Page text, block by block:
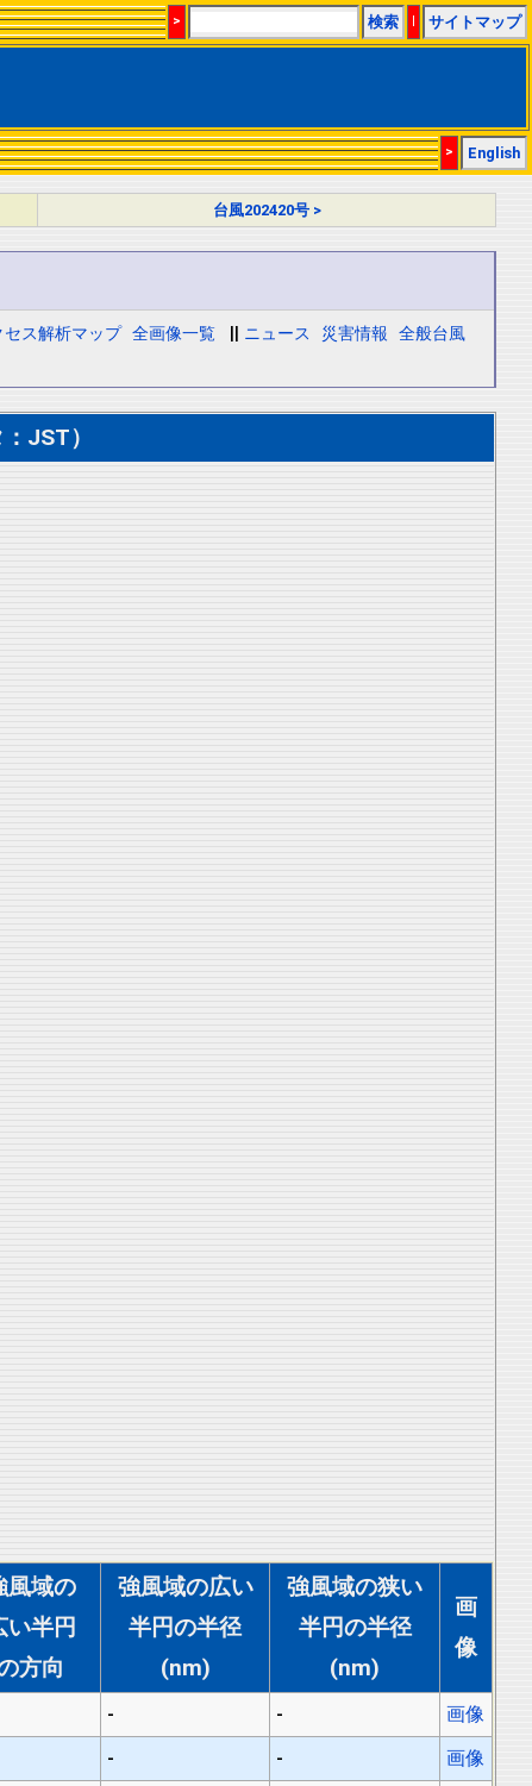
> 検索 | サイトマップ
> English
台風202420号 >
セス解析マップ 全画像一覧 ニュース 災害情報 全般台風
JST）
風域の
い半円
方向
強風域の広い
半円の半径
(nm)
強風域の狭い
半円の半径
(nm)
画
像
- -
画像
- -
画像